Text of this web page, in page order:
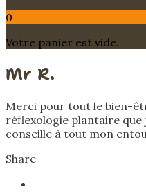
0
Votre panier est vide.
Mr R.
Merci pour tout le bien-
réflexologie plantaire que
conseille à tout mon
Share